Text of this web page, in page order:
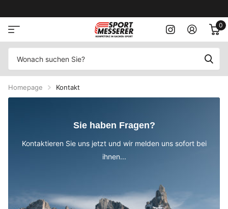
0
Homepage Kontakt
Sie haben Fragen?
Kontaktieren Sie uns jetzt und wir melden uns sofort bei
ihnen...